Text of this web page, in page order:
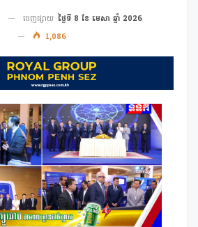
ចេញផ្សាយ ថ្ងៃទី 8 ខែ មេសា ឆ្នាំ 2026
1,086